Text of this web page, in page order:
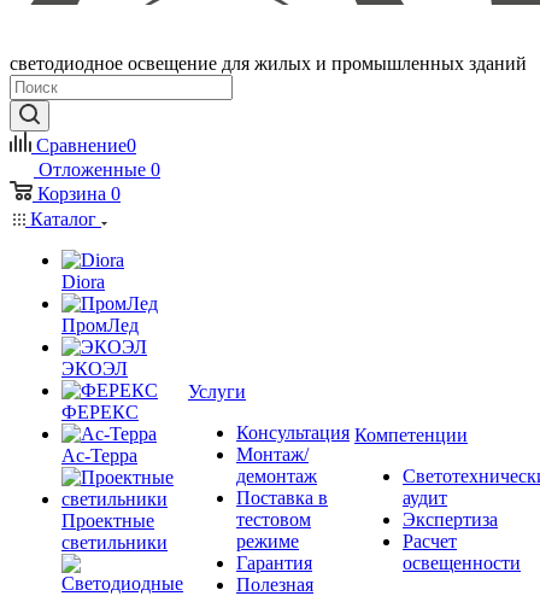
светодиодное освещение для жилых и промышленных зданий
Сравнение0
Отложенные 0
Корзина 0
Каталог
Diora
ПромЛед
ЭКОЭЛ
ФЕРЕКС
Ас-Терра
Проектные
светильники
Услуги
Консультация
Монтаж/
демонтаж
Поставка в
тестовом
режиме
Гарантия
Полезная
Компетенции
аудит
Экспертиза
Расчет
освещенности